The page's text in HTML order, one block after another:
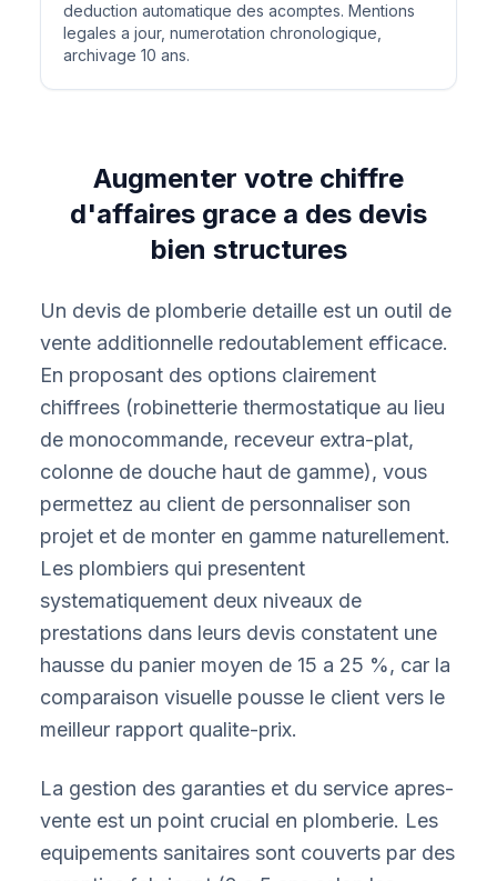
deduction automatique des acomptes. Mentions
legales a jour, numerotation chronologique,
archivage 10 ans.
Augmenter votre chiffre
d'affaires grace a des devis
bien structures
Un devis de plomberie detaille est un outil de
vente additionnelle redoutablement efficace.
En proposant des options clairement
chiffrees (robinetterie thermostatique au lieu
de monocommande, receveur extra-plat,
colonne de douche haut de gamme), vous
permettez au client de personnaliser son
projet et de monter en gamme naturellement.
Les plombiers qui presentent
systematiquement deux niveaux de
prestations dans leurs devis constatent une
hausse du panier moyen de 15 a 25 %, car la
comparaison visuelle pousse le client vers le
meilleur rapport qualite-prix.
La gestion des garanties et du service apres-
vente est un point crucial en plomberie. Les
equipements sanitaires sont couverts par des